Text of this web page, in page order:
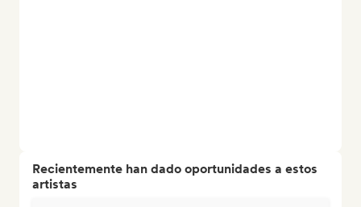
Recientemente han dado oportunidades a estos
artistas